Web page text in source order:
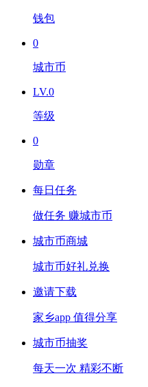
钱包
0
城市币
LV.0
等级
0
勋章
每日任务
做任务 赚城市币
城市币商城
城市币好礼兑换
邀请下载
家乡app 值得分享
城市币抽奖
每天一次 精彩不断